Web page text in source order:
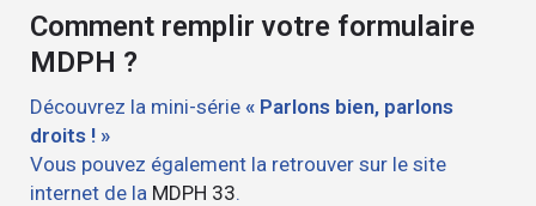
Comment remplir votre formulaire
MDPH ?
Découvrez la mini-série « Parlons bien, parlons
droits ! »
Vous pouvez également la retrouver sur le site
internet de la MDPH 33.